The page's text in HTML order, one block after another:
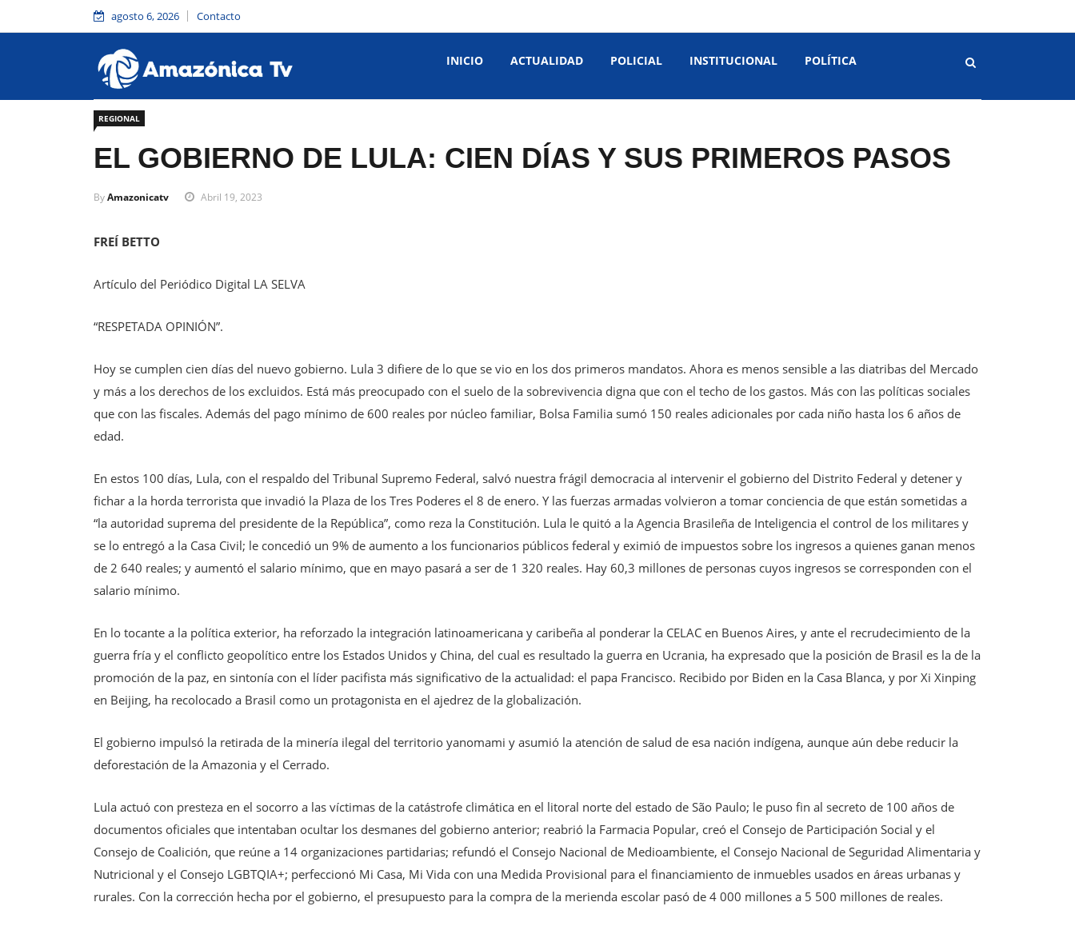
agosto 6, 2026 Contacto
INICIO ACTUALIDAD POLICIAL INSTITUCIONAL POLÍTICA
REGIONAL
EL GOBIERNO DE LULA: CIEN DÍAS Y SUS PRIMEROS PASOS
ByAmazonicatv Abril 19, 2023
FREÍ BETTO
Artículo del Periódico Digital LA SELVA
“RESPETADA OPINIÓN”.
Hoy se cumplen cien días del nuevo gobierno. Lula 3 difiere de lo que se vio en los dos primeros mandatos. Ahora es menos sensible a las diatribas del Mercado
y más a los derechos de los excluidos. Está más preocupado con el suelo de la sobrevivencia digna que con el techo de los gastos. Más con las políticas sociales
que con las fiscales. Además del pago mínimo de 600 reales por núcleo familiar, Bolsa Familia sumó 150 reales adicionales por cada niño hasta los 6 años de
edad.
En estos 100 días, Lula, con el respaldo del Tribunal Supremo Federal, salvó nuestra frágil democracia al intervenir el gobierno del Distrito Federal y detener y
fichar a la horda terrorista que invadió la Plaza de los Tres Poderes el 8 de enero. Y las fuerzas armadas volvieron a tomar conciencia de que están sometidas a
“la autoridad suprema del presidente de la República”, como reza la Constitución. Lula le quitó a la Agencia Brasileña de Inteligencia el control de los militares y
se lo entregó a la Casa Civil; le concedió un 9% de aumento a los funcionarios públicos federal y eximió de impuestos sobre los ingresos a quienes ganan menos
de 2 640 reales; y aumentó el salario mínimo, que en mayo pasará a ser de 1 320 reales. Hay 60,3 millones de personas cuyos ingresos se corresponden con el
salario mínimo.
En lo tocante a la política exterior, ha reforzado la integración latinoamericana y caribeña al ponderar la CELAC en Buenos Aires, y ante el recrudecimiento de la
guerra fría y el conflicto geopolítico entre los Estados Unidos y China, del cual es resultado la guerra en Ucrania, ha expresado que la posición de Brasil es la de la
promoción de la paz, en sintonía con el líder pacifista más significativo de la actualidad: el papa Francisco. Recibido por Biden en la Casa Blanca, y por Xi Xinping
en Beijing, ha recolocado a Brasil como un protagonista en el ajedrez de la globalización.
El gobierno impulsó la retirada de la minería ilegal del territorio yanomami y asumió la atención de salud de esa nación indígena, aunque aún debe reducir la
deforestación de la Amazonia y el Cerrado.
Lula actuó con presteza en el socorro a las víctimas de la catástrofe climática en el litoral norte del estado de São Paulo; le puso fin al secreto de 100 años de
documentos oficiales que intentaban ocultar los desmanes del gobierno anterior; reabrió la Farmacia Popular, creó el Consejo de Participación Social y el
Consejo de Coalición, que reúne a 14 organizaciones partidarias; refundó el Consejo Nacional de Medioambiente, el Consejo Nacional de Seguridad Alimentaria y
Nutricional y el Consejo LGBTQIA+; perfeccionó Mi Casa, Mi Vida con una Medida Provisional para el financiamiento de inmuebles usados en áreas urbanas y
rurales. Con la corrección hecha por el gobierno, el presupuesto para la compra de la merienda escolar pasó de 4 000 millones a 5 500 millones de reales.